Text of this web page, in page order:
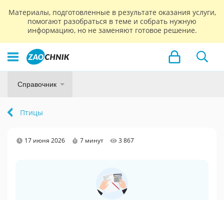
Материалы, подготовленные в результате оказания услуги,
помогают разобраться в теме и собрать нужную
информацию, но не заменяют готовое решение.
Справочник
Птицы
17 июня 2026 7 минут 3 867